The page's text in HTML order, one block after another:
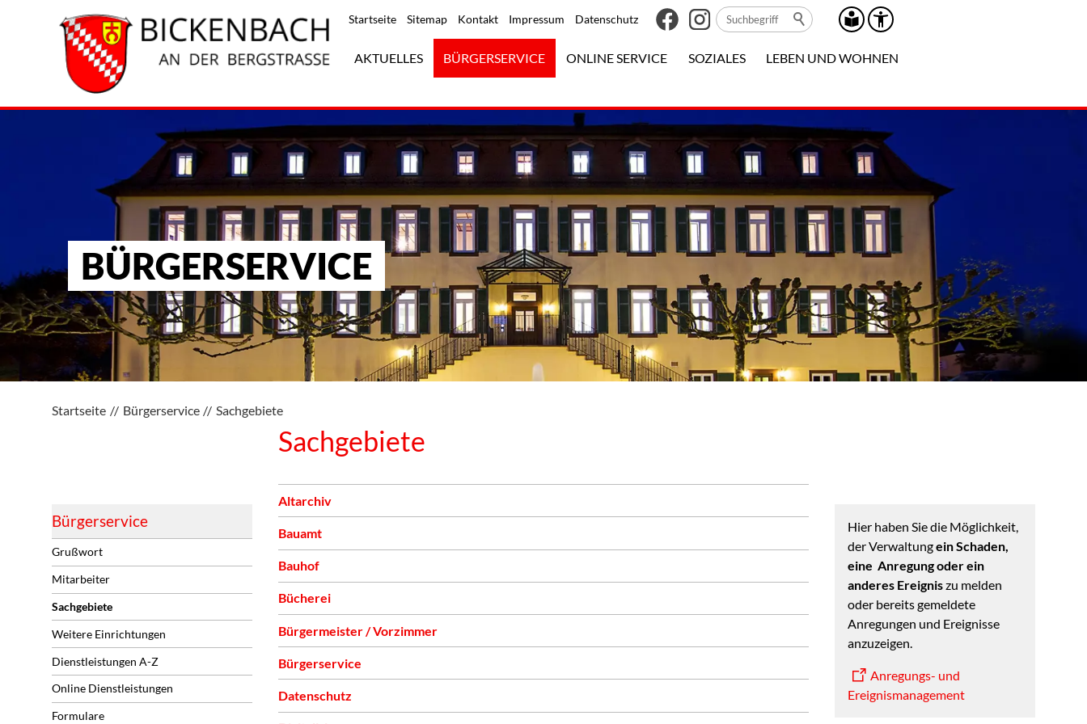
Startseite Sitemap Kontakt Impressum Datenschutz
AKTUELLES BÜRGERSERVICE ONLINE SERVICE SOZIALES LEBEN UND WOHNEN
BÜRGERSERVICE
Startseite Bürgerservice Sachgebiete
Bürgerservice
Grußwort
Mitarbeiter
Sachgebiete
Weitere Einrichtungen
Dienstleistungen A-Z
Online Dienstleistungen
Formulare
Sachgebiete
Altarchiv
Bauamt
Bauhof
Bücherei
Bürgermeister / Vorzimmer
Bürgerservice
Datenschutz
Hier haben Sie die Möglichkeit,
der Verwaltungein Schaden,
eine Anregung oder ein
anderes Ereigniszu melden
oder bereits gemeldete
Anregungen und Ereignisse
anzuzeigen.
Anregungs- und
Ereignismanagement